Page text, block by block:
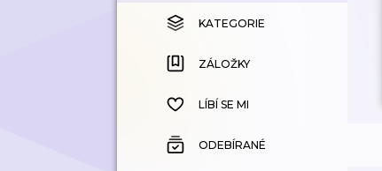
KATEGORIE
ZÁLOŽKY
HISTORIE
KATEGORIE
ZÁLOŽKY
LÍBÍ SE MI
ODEBÍRANÉ